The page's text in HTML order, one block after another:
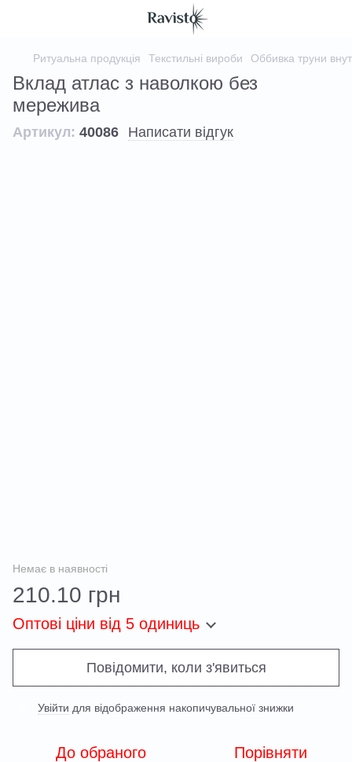
Ритуальна продукція Текстильні вироби Оббивка труни
Вклад атлас з наволкою без
мережива
Артикул: 40086 Написати відгук
Немає в наявності
210.10 грн
Оптові ціни від 5 одиниць
Повідомити, коли з'явиться
Увійти для відображення накопичувальної знижки
До обраного Порівняти